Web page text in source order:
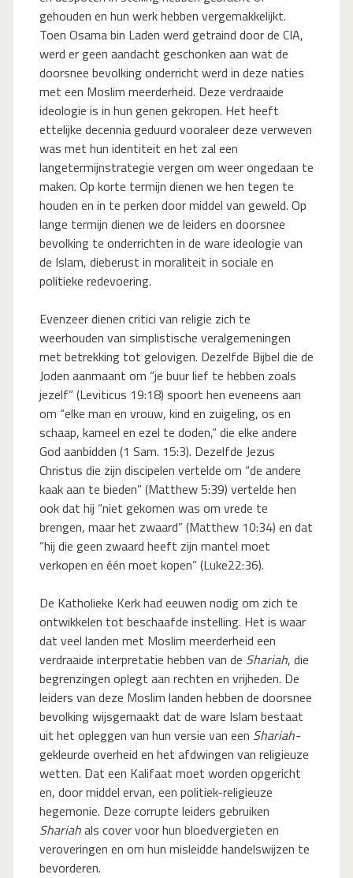
gehouden en hun werk hebben vergemakkelijkt.
Toen Osama bin Laden werd getraind door de CIA,
werd er geen aandacht geschonken aan wat de
doorsnee bevolking onderricht werd in deze naties
met een Moslim meerderheid. Deze verdraaide
ideologie is in hun genen gekropen. Het heeft
ettelijke decennia geduurd vooraleer deze verweven
was met hun identiteit en het zal een
langetermijnstrategie vergen om weer ongedaan te
maken. Op korte termijn dienen we hen tegen te
houden en in te perken door middel van geweld. Op
lange termijn dienen we de leiders en doorsnee
bevolking te onderrichten in de ware ideologie van
de Islam, dieberust in moraliteit in sociale en
politieke redevoering.
Evenzeer dienen critici van religie zich te
weerhouden van simplistische veralgemeningen
met betrekking tot gelovigen. Dezelfde Bijbel die de
Joden aanmaant om “je buur lief te hebben zoals
jezelf” (Leviticus 19:18) spoort hen eveneens aan
om “elke man en vrouw, kind en zuigeling, os en
schaap, kameel en ezel te doden,” die elke andere
God aanbidden (1 Sam. 15:3). Dezelfde Jezus
Christus die zijn discipelen vertelde om “de andere
kaak aan te bieden” (Matthew 5:39) vertelde hen
ook dat hij “niet gekomen was om vrede te
brengen, maar het zwaard” (Matthew 10:34) en dat
“hij die geen zwaard heeft zijn mantel moet
verkopen en één moet kopen” (Luke22:36).
De Katholieke Kerk had eeuwen nodig om zich te
ontwikkelen tot beschaafde instelling. Het is waar
dat veel landen met Moslim meerderheid een
verdraaide interpretatie hebben van de Shariah, die
begrenzingen oplegt aan rechten en vrijheden. De
leiders van deze Moslim landen hebben de doorsnee
bevolking wijsgemaakt dat de ware Islam bestaat
uit het opleggen van hun versie van een Shariah-
gekleurde overheid en het afdwingen van religieuze
wetten. Dat een Kalifaat moet worden opgericht
en, door middel ervan, een politiek-religieuze
hegemonie. Deze corrupte leiders gebruiken
Shariahals cover voor hun bloedvergieten en
veroveringen en om hun misleidde handelswijzen te
bevorderen.